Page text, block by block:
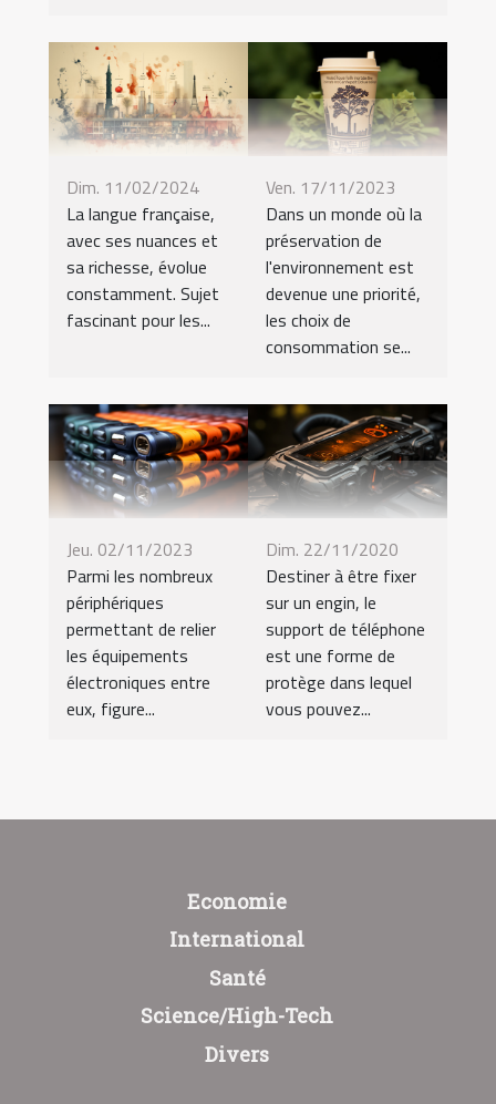
Dim. 11/02/2024
La langue française,
avec ses nuances et
sa richesse, évolue
constamment. Sujet
fascinant pour les...
Ven. 17/11/2023
Dans un monde où la
préservation de
l'environnement est
devenue une priorité,
les choix de
consommation se...
Jeu. 02/11/2023
Parmi les nombreux
périphériques
permettant de relier
les équipements
électroniques entre
eux, figure...
Dim. 22/11/2020
Destiner à être fixer
sur un engin, le
support de téléphone
est une forme de
protège dans lequel
vous pouvez...
Economie
International
Santé
Science/High-Tech
Divers